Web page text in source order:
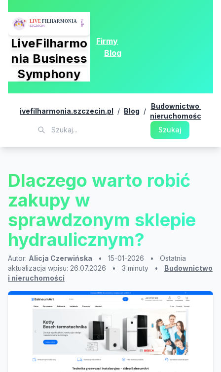
LiveFilharmo
nia Business
Symphony
Firmy
Blog
livefilharmonia.szczecin.pl / Blog /
Budownictwo i
nieruchomości
Szukaj
Dlaczego warto robić
zakupy w
sprawdzonym sklepie
hydraulicznym?
Autor: Alicja Czerwińska • 15-01-2026 •
Ostatnia
aktualizacja wpisu: 26.07.2026
• 3 minuty •
Budownictwo
i nieruchomości